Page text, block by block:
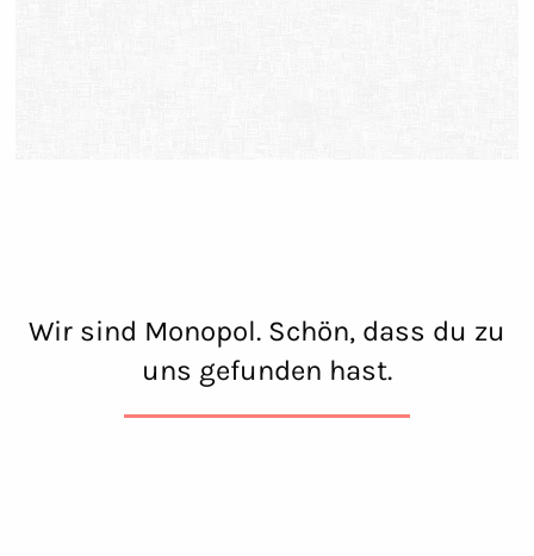
Wir sind Monopol. Schön, dass du zu
uns gefunden hast.